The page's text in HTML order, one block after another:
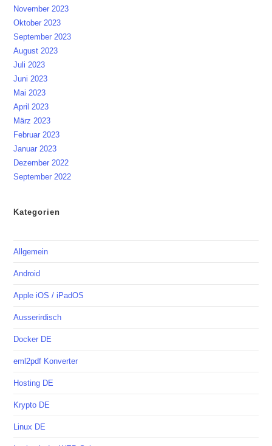
November 2023
Oktober 2023
September 2023
August 2023
Juli 2023
Juni 2023
Mai 2023
April 2023
März 2023
Februar 2023
Januar 2023
Dezember 2022
September 2022
Kategorien
Allgemein
Android
Apple iOS / iPadOS
Ausserirdisch
Docker DE
eml2pdf Konverter
Hosting DE
Krypto DE
Linux DE